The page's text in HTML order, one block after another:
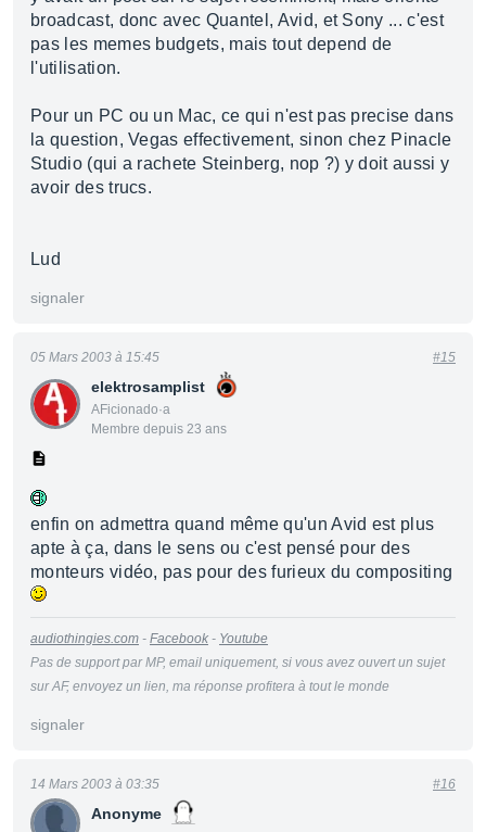
broadcast, donc avec Quantel, Avid, et Sony ... c'est
pas les memes budgets, mais tout depend de
l'utilisation.
Pour un PC ou un Mac, ce qui n'est pas precise dans
la question, Vegas effectivement, sinon chez Pinacle
Studio (qui a rachete Steinberg, nop ?) y doit aussi y
avoir des trucs.
Lud
signaler
elektrosamplist
AFicionado·a
Membre depuis 23 ans
05 Mars 2003 à 15:45 #15
enfin on admettra quand même qu'un Avid est plus
apte à ça, dans le sens ou c'est pensé pour des
monteurs vidéo, pas pour des furieux du compositing
audiothingies.com - Facebook - Youtube
Pas de support par MP, email uniquement, si vous avez ouvert un sujet
sur AF, envoyez un lien, ma réponse profitera à tout le monde
signaler
Anonyme
14 Mars 2003 à 03:35 #16